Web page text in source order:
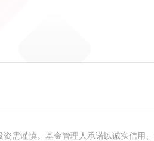
资需谨慎。基金管理人承诺以诚实信用